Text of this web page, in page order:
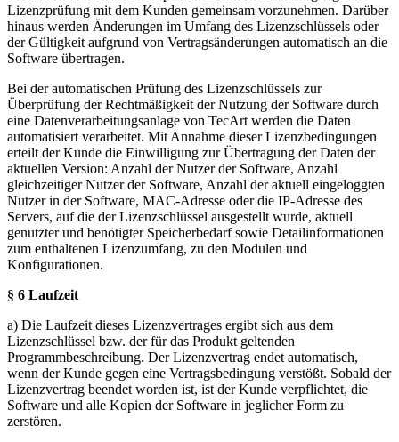
Lizenzprüfung mit dem Kunden gemeinsam vorzunehmen. Darüber
hinaus werden Änderungen im Umfang des Lizenzschlüssels oder
der Gültigkeit aufgrund von Vertragsänderungen automatisch an die
Software übertragen.
Bei der automatischen Prüfung des Lizenzschlüssels zur
Überprüfung der Rechtmäßigkeit der Nutzung der Software durch
eine Datenverarbeitungsanlage von TecArt werden die Daten
automatisiert verarbeitet. Mit Annahme dieser Lizenzbedingungen
erteilt der Kunde die Einwilligung zur Übertragung der Daten der
aktuellen Version: Anzahl der Nutzer der Software, Anzahl
gleichzeitiger Nutzer der Software, Anzahl der aktuell eingeloggten
Nutzer in der Software, MAC-Adresse oder die IP-Adresse des
Servers, auf die der Lizenzschlüssel ausgestellt wurde, aktuell
genutzter und benötigter Speicherbedarf sowie Detailinformationen
zum enthaltenen Lizenzumfang, zu den Modulen und
Konfigurationen.
§ 6 Laufzeit
a) Die Laufzeit dieses Lizenzvertrages ergibt sich aus dem
Lizenzschlüssel bzw. der für das Produkt geltenden
Programmbeschreibung. Der Lizenzvertrag endet automatisch,
wenn der Kunde gegen eine Vertragsbedingung verstößt. Sobald der
Lizenzvertrag beendet worden ist, ist der Kunde verpflichtet, die
Software und alle Kopien der Software in jeglicher Form zu
zerstören.